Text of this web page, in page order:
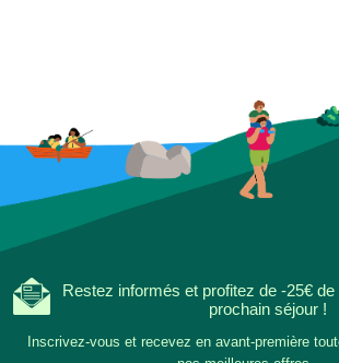
Restez informés et profitez de -25€
prochain séjour !
Inscrivez-vous et recevez en avant-première